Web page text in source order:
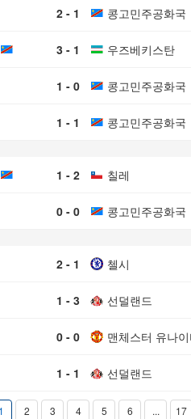
2 - 1 콩고민주공화국
3 - 1 우즈베키스탄
1 - 0 콩고민주공화국
1 - 1 콩고민주공화국
1 - 2 칠레
0 - 0 콩고민주공화국
2 - 1 첼시
1 - 3 선덜랜드
0 - 0 맨체스터 유나
1 - 1 선덜랜드
1 2 3 4 5 6 ... 17